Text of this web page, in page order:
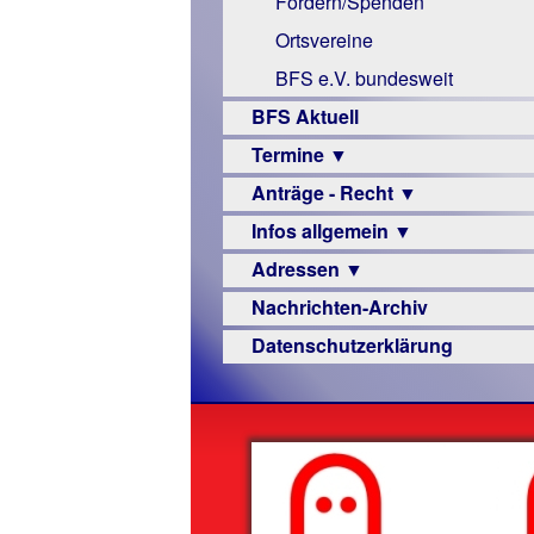
Links
Ortsvereine
BFS e.V. bundesweit
BFS Aktuell
Termine ▼
Veranstaltungsprogramme
Anträge - Recht ▼
Archiv
Urteile
Infos allgemein ▼
Sehbehinderung
Frühförderung
Schule
–
Beruf
Senioren
Hilfsmittel
Adressen ▼
Augenoptiker
Berufsbildungswerke
Hörbüchereien
Reha-
Nachrichten-Archiv
Datenschutzerklärung